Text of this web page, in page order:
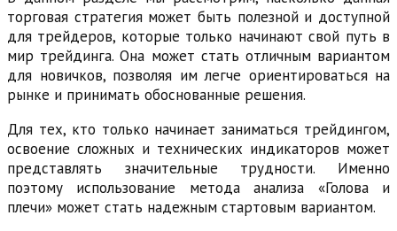
торговая стратегия может быть полезной и доступной
для трейдеров, которые только начинают свой путь в
мир трейдинга. Она может стать отличным вариантом
для новичков, позволяя им легче ориентироваться на
рынке и принимать обоснованные решения.
Для тех, кто только начинает заниматься трейдингом,
освоение сложных и технических индикаторов может
представлять значительные трудности. Именно
поэтому использование метода анализа «Голова и
плечи» может стать надежным стартовым вариантом.